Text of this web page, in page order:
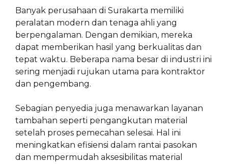
Banyak perusahaan di Surakarta memiliki
peralatan modern dan tenaga ahli yang
berpengalaman. Dengan demikian, mereka
dapat memberikan hasil yang berkualitas dan
tepat waktu. Beberapa nama besar di industri ini
sering menjadi rujukan utama para kontraktor
dan pengembang.
Sebagian penyedia juga menawarkan layanan
tambahan seperti pengangkutan material
setelah proses pemecahan selesai. Hal ini
meningkatkan efisiensi dalam rantai pasokan
dan mempermudah aksesibilitas material